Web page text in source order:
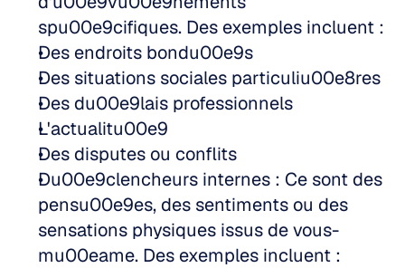
Des endroits bondu00e9s
Des situations sociales particuliu00e8res
Des du00e9lais professionnels
L'actualitu00e9
Des disputes ou conflits
Du00e9clencheurs internes : Ce sont des
pensu00e9es, des sentiments ou des
sensations physiques issus de vous-
mu00eame. Des exemples incluent :